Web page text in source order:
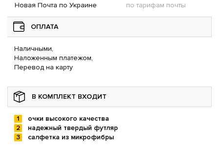
Новая Почта по Украине по тарифам почты
ОПЛАТА
Наличными,
Наложенным платежом,
Перевод на карту
В КОМПЛЕКТ ВХОДИТ
очки высокого качества
надежный твердый футляр
салфетка из микрофибры